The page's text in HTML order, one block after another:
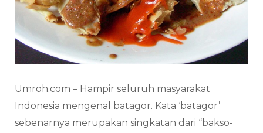
Umroh.com – Hampir seluruh masyarakat
Indonesia mengenal batagor. Kata ‘batagor’
sebenarnya merupakan singkatan dari “bakso-